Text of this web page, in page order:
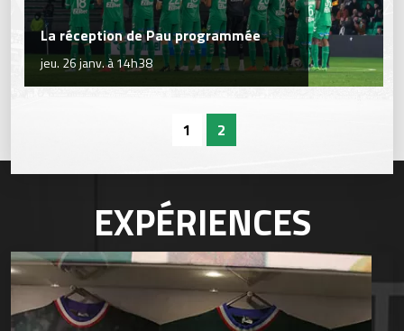
La réception de Pau programmée
jeu. 26 janv. à 14h38
1 2
EXPÉRIENCES